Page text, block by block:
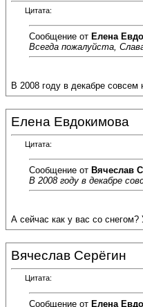
Цитата:
Сообщение от Елена
Всегда пожалуйста,
В 2008 году в декабре
Елена Евдокимова
Цитата:
Сообщение от Вячеслав
В 2008 году в декабре
А сейчас как у вас со
Вячеслав Серёгин
Цитата:
Сообщение от Елена